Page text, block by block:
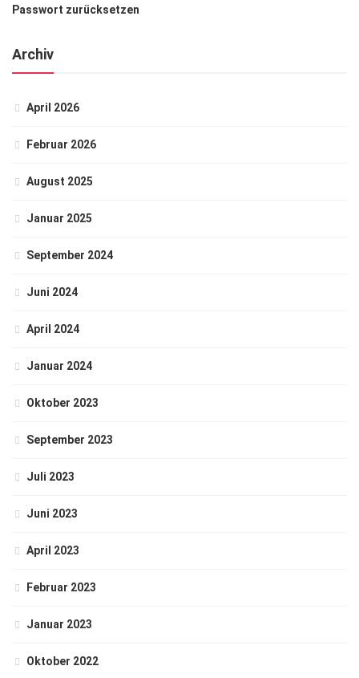
Passwort zurücksetzen
Archiv
April 2026
Februar 2026
August 2025
Januar 2025
September 2024
Juni 2024
April 2024
Januar 2024
Oktober 2023
September 2023
Juli 2023
Juni 2023
April 2023
Februar 2023
Januar 2023
Oktober 2022